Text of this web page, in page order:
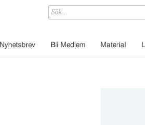
Nyhetsbrev Bli Medlem Material